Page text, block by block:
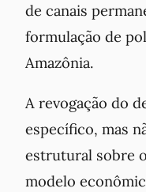
de canais
formulação de
Amazônia.
A revogação do
específico, mas
estrutural sobre
modelo